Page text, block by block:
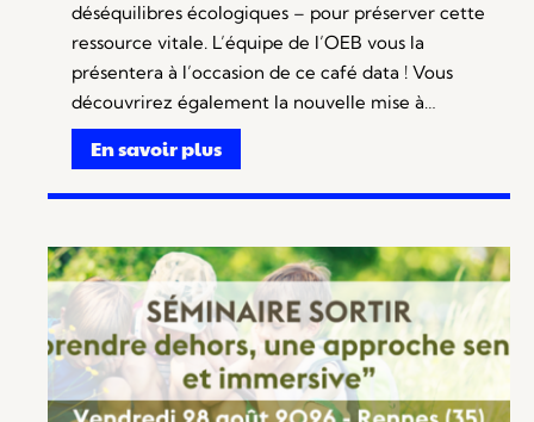
déséquilibres écologiques – pour préserver cette
ressource vitale. L’équipe de l’OEB vous la
présentera à l’occasion de ce café data ! Vous
découvrirez également la nouvelle mise à…
En savoir plus